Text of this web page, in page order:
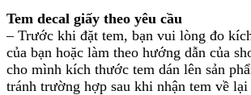
Tem decal giấy theo yêu cầu
– Trước khi đặt tem, bạn vui lòng đo
của bạn hoặc làm theo hướng dẫn của
cho mình kích thước tem dán lên sản
tránh trường hợp sau khi nhận tem về lại